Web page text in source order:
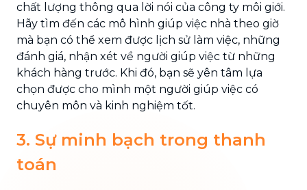
chất lượng thông qua lời nói của công ty môi giới.
Hãy tìm đến các mô hình giúp việc nhà theo giờ
mà bạn có thể xem được lịch sử làm việc, những
đánh giá, nhận xét về người giúp việc từ những
khách hàng trước. Khi đó, bạn sẽ yên tâm lựa
chọn được cho mình một người giúp việc có
chuyên môn và kinh nghiệm tốt.
3. Sự minh bạch trong thanh
toán